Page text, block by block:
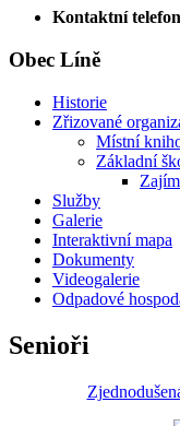
Kontaktní
Obec Líně
Historie
Zřizované
Místní
Základní
Služby
Galerie
Interaktivní mapa
Dokumenty
Videogalerie
Odpadové
Senioři